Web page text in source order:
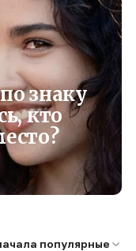
знаку
кто
популярные